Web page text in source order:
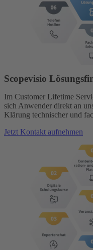
Scopevisio
Im Customer Lifetime
sich Anwender direkt an
Klärung technischer und
Jetzt Kontakt aufnehmen